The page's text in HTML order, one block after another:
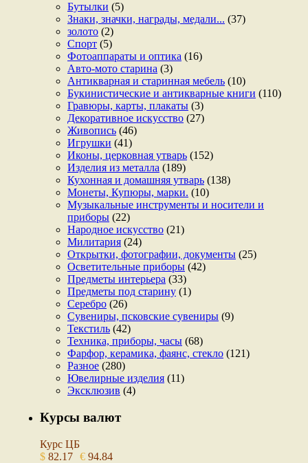
Бутылки (5)
Знаки, значки, награды, медали... (37)
золото (2)
Спорт (5)
Фотоаппараты и оптика (16)
Авто-мото старина (3)
Антикварная и старинная мебель (10)
Букинистические и антикварные книги (110)
Гравюры, карты, плакаты (3)
Декоративное искусство (27)
Живопись (46)
Игрушки (41)
Иконы, церковная утварь (152)
Изделия из металла (189)
Кухонная и домашняя утварь (138)
Монеты, Купюры, марки. (10)
Музыкальные инструменты и носители и
приборы (22)
Народное искусство (21)
Милитария (24)
Открытки, фотографии, документы (25)
Осветительные приборы (42)
Предметы интерьера (33)
Предметы под старину (1)
Серебро (26)
Сувениры, псковские сувениры (9)
Текстиль (42)
Техника, приборы, часы (68)
Фарфор, керамика, фаянс, стекло (121)
Разное (280)
Ювелирные изделия (11)
Эксклюзив (4)
Курсы валют
Курс ЦБ
$ 82.17 € 94.84